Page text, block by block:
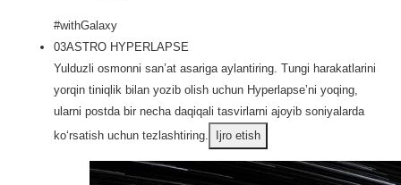
#withGalaxy
03ASTRO HYPERLAPSE
Yulduzli osmonni san’at asariga aylantiring. Tungi harakatlarini
yorqin tiniqlik bilan yozib olish uchun Hyperlapseʼni yoqing,
ularni postda bir necha daqiqali tasvirlarni ajoyib soniyalarda
ko‘rsatish uchun tezlashtiring.
Ijro etish